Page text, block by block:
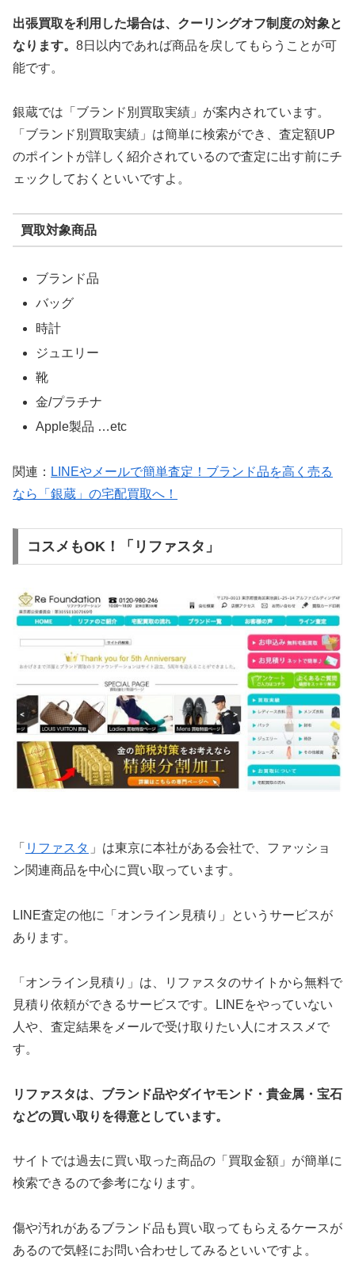
出張買取を利用した場合は、クーリングオフ制度の対象と
なります。 8日以内であれば商品を戻してもらうことが可
能です。
銀蔵では「ブランド別買取実績」が案内されています。
「ブランド別買取実績」は簡単に検索ができ、査定額UP
のポイントが詳しく紹介されているので査定に出す前にチ
ェックしておくといいですよ。
買取対象商品
ブランド品
バッグ
時計
ジュエリー
靴
金/プラチナ
Apple製品 …etc
関連： LINEやメールで簡単査定！ブランド品を高く売る
なら「銀蔵」の宅配買取へ！
コスメもOK！「リファスタ」
「 リファスタ 」は東京に本社がある会社で、ファッショ
ン関連商品を中心に買い取っています。
LINE査定の他に「オンライン見積り」というサービスが
あります。
「オンライン見積り」は、リファスタのサイトから無料で
見積り依頼ができるサービスです。LINEをやっていない
人や、査定結果をメールで受け取りたい人にオススメで
す。
リファスタは、ブランド品やダイヤモンド・貴金属・宝石
などの買い取りを得意としています。
サイトでは過去に買い取った商品の「買取金額」が簡単に
検索できるので参考になります。
傷や汚れがあるブランド品も買い取ってもらえるケースが
あるので気軽にお問い合わせしてみるといいですよ。